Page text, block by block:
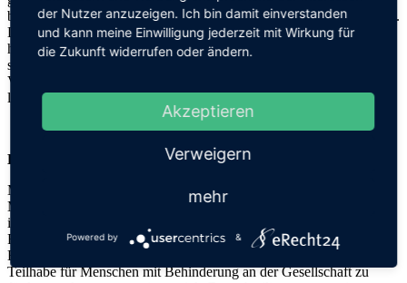
breit gefächerten christlich-diakonischen Profil begegnen zu können.
Dies beinhaltet über die gemeinschaftliche Ressourcennutzung
hinaus auch die Zusammenarbeit in konzeptionellen und
strategischen Fragen sowie in Leitungsfragen. Durch diese enge
Verzahnung ist es uns möglich, Verkündigung in Wort und Tat zu
leben.
Diakonische Initiative in Hügelheim
Mit unserer Arbeit tragen wir zu einem besseren „un
Miteinander von Menschen mit und ohne Behinderung bei. Hierzu
ist es uns ein Anliegen persönliche Begegnungsmöglichkeiten auf
Freizeiten, aber auch während unserer regelmäßigen
Begegnungsgruppen im Alltag zu schaffen. Wir versuchen die
Teilhabe für Menschen mit Behinderung an der Gesellschaft zu
der Nutzer anzuzeigen. Ich bin damit einverstanden
und kann meine Einwilligung jederzeit mit Wirkung für
die Zukunft widerrufen oder ändern.
Akzeptieren
Verweigern
mehr
Powered by &